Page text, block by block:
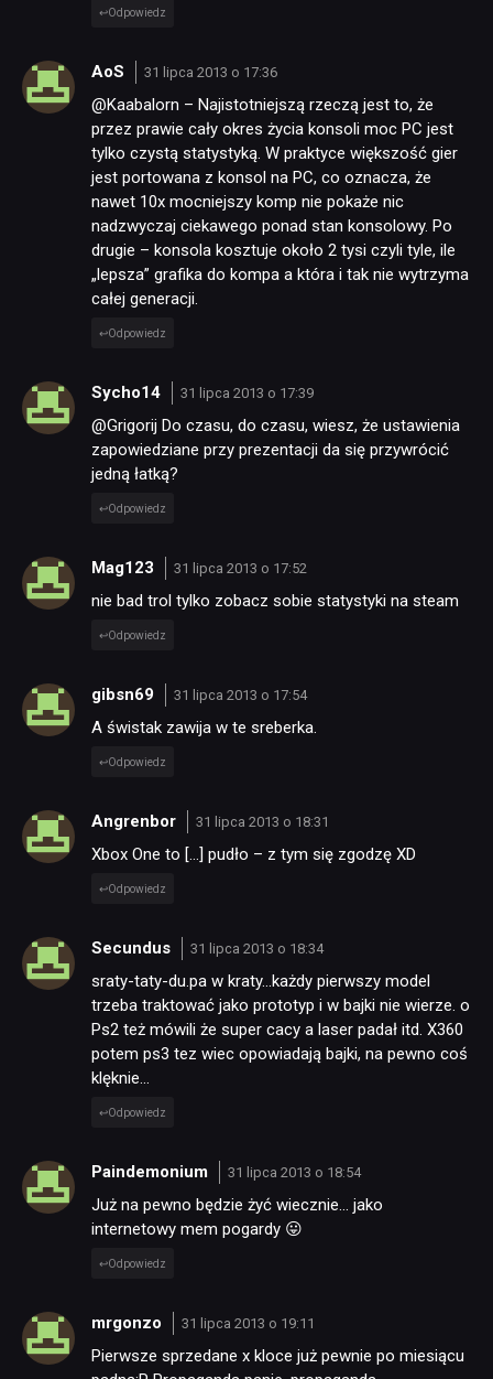
Odpowiedz
AoS 31 lipca 2013 o 17:36
@Kaabalorn – Najistotniejszą rzeczą jest to, że
przez prawie cały okres życia konsoli moc PC jest
tylko czystą statystyką. W praktyce większość gier
jest portowana z konsol na PC, co oznacza, że
nawet 10x mocniejszy komp nie pokaże nic
nadzwyczaj ciekawego ponad stan konsolowy. Po
drugie – konsola kosztuje około 2 tysi czyli tyle, ile
„lepsza” grafika do kompa a która i tak nie wytrzyma
całej generacji.
Odpowiedz
Sycho14 31 lipca 2013 o 17:39
@Grigorij Do czasu, do czasu, wiesz, że ustawienia
zapowiedziane przy prezentacji da się przywrócić
jedną łatką?
Odpowiedz
Mag123 31 lipca 2013 o 17:52
nie bad trol tylko zobacz sobie statystyki na steam
Odpowiedz
gibsn69 31 lipca 2013 o 17:54
A świstak zawija w te sreberka.
Odpowiedz
Angrenbor 31 lipca 2013 o 18:31
Xbox One to […] pudło – z tym się zgodzę XD
Odpowiedz
Secundus 31 lipca 2013 o 18:34
sraty-taty-du.pa w kraty…każdy pierwszy model
trzeba traktować jako prototyp i w bajki nie wierze. o
Ps2 też mówili że super cacy a laser padał itd. X360
potem ps3 tez wiec opowiadają bajki, na pewno coś
klęknie…
Odpowiedz
Paindemonium 31 lipca 2013 o 18:54
Już na pewno będzie żyć wiecznie… jako
internetowy mem pogardy 😛
Odpowiedz
mrgonzo 31 lipca 2013 o 19:11
Pierwsze sprzedane x kloce już pewnie po miesiącu